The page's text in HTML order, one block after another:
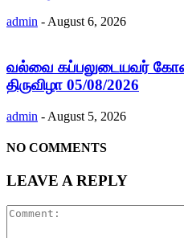
admin - August 6, 2026
வல்வை கப்பலுடையவர்
திருவிழா 05/08/2026
admin - August 5, 2026
NO COMMENTS
LEAVE A REPLY